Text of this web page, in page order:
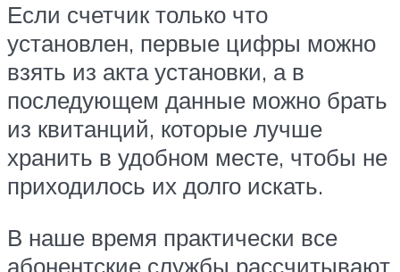
Если счетчик только что
установлен, первые цифры можно
взять из акта установки, а в
последующем данные можно брать
из квитанций, которые лучше
хранить в удобном месте, чтобы не
приходилось их долго искать.
В наше время практически все
абонентские службы рассчитывают